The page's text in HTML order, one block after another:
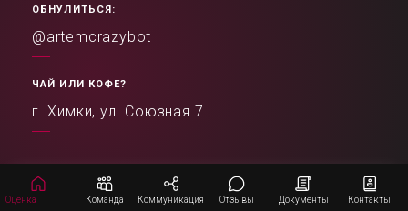
Оценка
Команда Коммуникация Отзывы Документы Контакты
ОБНУЛИТЬСЯ:
@artemcrazybot
ЧАЙ ИЛИ КОФЕ?
г. Химки, ул. Союзная 7